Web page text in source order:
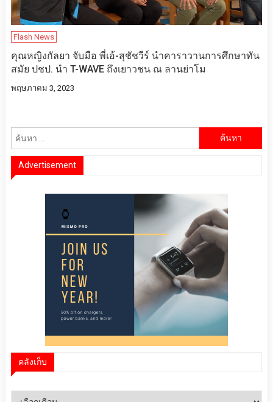
Flash News
คุณหญิงกัลยา จับมือ พี่เอ้-สุชัชวีร์ นำคาราวานการศึกษาทัน
สมัย ปชป. นำ T-WAVE ถึงเยาวชน ณ ลานย่าโม
พฤษภาคม 3, 2023
Advertisement
คลังเก็บ
คลัง